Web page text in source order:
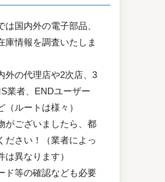
は国内外の電子部品、
庫情報を調査いたしま
外の代理店や2次店、3
業者、ENDユーザー
（ルートは様々）
がございましたら、都
ださい！（業者によっ
は異なります）
ド等の確認なども必要